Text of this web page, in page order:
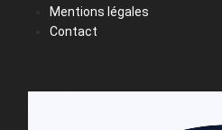
Mentions légales
Contact